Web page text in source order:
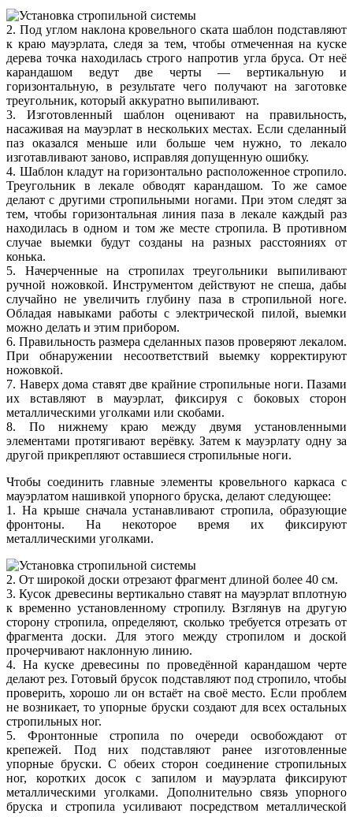
2. Под углом наклона кровельного ската шаблон подставляют
к краю мауэрлата, следя за тем, чтобы отмеченная на куске
дерева точка находилась строго напротив угла бруса. От неё
карандашом ведут две черты — вертикальную и
горизонтальную, в результате чего получают на заготовке
треугольник, который аккуратно выпиливают.
3. Изготовленный шаблон оценивают на правильность,
насаживая на мауэрлат в нескольких местах. Если сделанный
паз оказался меньше или больше чем нужно, то лекало
изготавливают заново, исправляя допущенную ошибку.
4. Шаблон кладут на горизонтально расположенное стропило.
Треугольник в лекале обводят карандашом. То же самое
делают с другими стропильными ногами. При этом следят за
тем, чтобы горизонтальная линия паза в лекале каждый раз
находилась в одном и том же месте стропила. В противном
случае выемки будут созданы на разных расстояниях от
конька.
5. Начерченные на стропилах треугольники выпиливают
ручной ножовкой. Инструментом действуют не спеша, дабы
случайно не увеличить глубину паза в стропильной ноге.
Обладая навыками работы с электрической пилой, выемки
можно делать и этим прибором.
6. Правильность размера сделанных пазов проверяют лекалом.
При обнаружении несоответствий выемку корректируют
ножовкой.
7. Наверх дома ставят две крайние стропильные ноги. Пазами
их вставляют в мауэрлат, фиксируя с боковых сторон
металлическими уголками или скобами.
8. По нижнему краю между двумя установленными
элементами протягивают верёвку. Затем к мауэрлату одну за
другой прикрепляют оставшиеся стропильные ноги.
Чтобы соединить главные элементы кровельного каркаса с
мауэрлатом нашивкой упорного бруска, делают следующее:
1. На крыше сначала устанавливают стропила, образующие
фронтоны. На некоторое время их фиксируют
металлическими уголками.
2. От широкой доски отрезают фрагмент длиной более 40 см.
3. Кусок древесины вертикально ставят на мауэрлат вплотную
к временно установленному стропилу. Взглянув на другую
сторону стропила, определяют, сколько требуется отрезать от
фрагмента доски. Для этого между стропилом и доской
прочерчивают наклонную линию.
4. На куске древесины по проведённой карандашом черте
делают рез. Готовый брусок подставляют под стропило, чтобы
проверить, хорошо ли он встаёт на своё место. Если проблем
не возникает, то упорные бруски создают для всех остальных
стропильных ног.
5. Фронтонные стропила по очереди освобождают от
крепежей. Под них подставляют ранее изготовленные
упорные бруски. С обеих сторон соединение стропильных
ног, коротких досок с запилом и мауэрлата фиксируют
металлическими уголками. Дополнительно связь упорного
бруска и стропила усиливают посредством металлической